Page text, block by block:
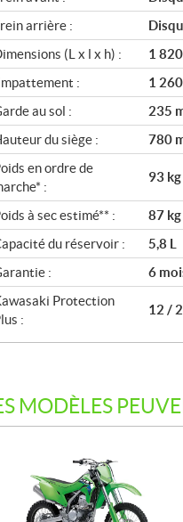
arrière :
(L x l x h) :
1
:
1
au sol :
235
du siège :
780
en ordre de
:
93
à sec estimé** :
87
du réservoir :
5,8 L
:
6
Protection
:
12 /
MODÈLES